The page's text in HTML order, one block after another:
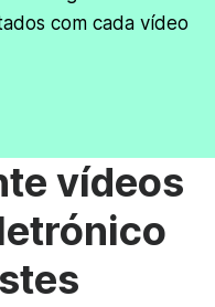
com cada vídeo
vídeos